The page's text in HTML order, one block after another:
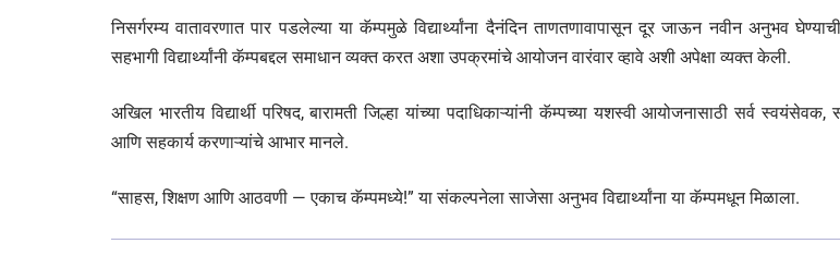
निसर्गरम्य वातावरणात पार पडलेल्या या कॅम्पमुळे विद्यार्थ्यांना दैनंदिन ताणतणावापासून दूर जाऊन नवीन अनुभव
सहभागी विद्यार्थ्यांनी कॅम्पबद्दल समाधान व्यक्त करत अशा उपक्रमांचे आयोजन वारंवार व्हावे अशी अपेक्षा व्यक्त केली.
अखिल भारतीय विद्यार्थी परिषद, बारामती जिल्हा यांच्या पदाधिकाऱ्यांनी कॅम्पच्या यशस्वी आयोजनासाठी सर्व स्वयंसेवक,
आणि सहकार्य करणाऱ्यांचे आभार मानले.
“साहस, शिक्षण आणि आठवणी — एकाच कॅम्पमध्ये!” या संकल्पनेला साजेसा अनुभव विद्यार्थ्यांना या कॅम्पमधून मिळाला.